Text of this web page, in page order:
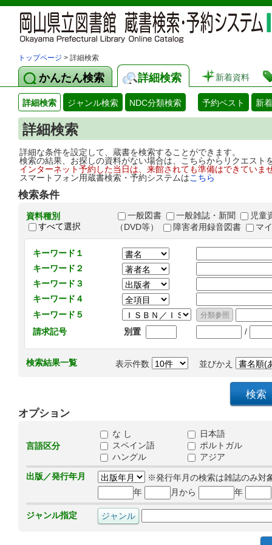
トップページ > 詳細検索
かんたん検索 詳細検索 新着資料
詳細検索 ジャンル検索 NDC分類検索 予約ベスト 新
詳細検索
詳細な条件を設定して、蔵書を検索することができます。
検索の結果、お探しの資料がない場合は、こちらからリクエス
インターネット予約した当日は、来館されても準備はできてい
スマートフォン用蔵書検索・予約システムはこちら
検索条件
資料種別
すべて選択
一般図書 一般雑誌・新聞
児童
（DVD等）
障害者用録音図書 マ
キーワード１
キーワード２
キーワード３
キーワード４
キーワード５
請求記号
別置 /
検索結果一覧 表示件数 並びかえ
オプション
言語区分
な し
日本語
スペイン語
ポルトガル
ハングル
アジア
出版／発行年月
※発行年月の検索は雑誌のみ対
年
月から 年
ジャンル指定